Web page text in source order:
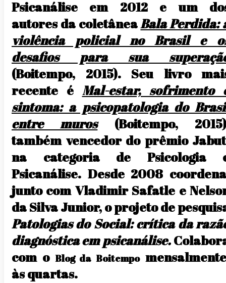
Psicanálise em 2012 e um
autores da coletâneaBala Perdida:
violência policial no Brasil e
desafios para sua
(Boitempo, 2015). Seu livro
recente é Mal-estar, sofrimento
sintoma: a psicopatologia do
entre muros
(Boitempo,
também vencedor do prêmio
na categoria de Psicologia
Psicanálise. Desde 2008
junto com Vladimir Safatle e
da Silva Junior, o projeto de
Patologias do Social: crítica da
diagnóstica em psicanálise.
com o Blog da Boitempo
às quartas.